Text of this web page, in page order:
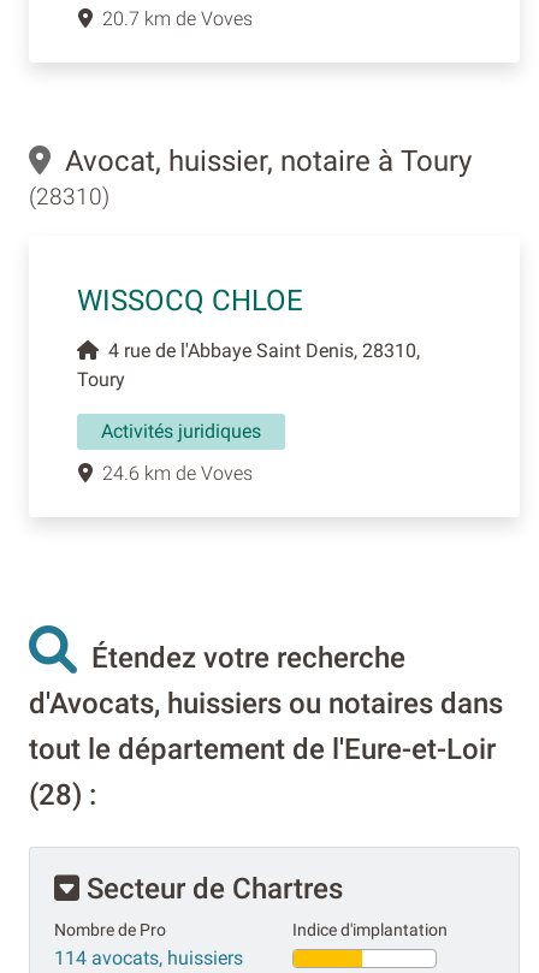
20.7 km de Voves
Avocat, huissier, notaire à Toury
(28310)
WISSOCQ CHLOE
4 rue de l'Abbaye Saint Denis, 28310,
Toury
Activités juridiques
24.6 km de Voves
Étendez votre recherche
d'Avocats, huissiers ou notaires dans
tout le département de l'Eure-et-Loir
(28) :
Secteur de Chartres
Nombre de Pro
114 avocats, huissiers
Indice d'implantation